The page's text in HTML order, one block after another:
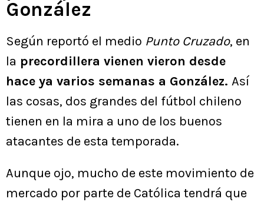
González
Según reportó el medio Punto Cruzado, en
la precordillera vienen vieron desde
hace ya varios semanas a González. Así
las cosas, dos grandes del fútbol chileno
tienen en la mira a uno de los buenos
atacantes de esta temporada.
Aunque ojo, mucho de este movimiento de
mercado por parte de Católica tendrá que